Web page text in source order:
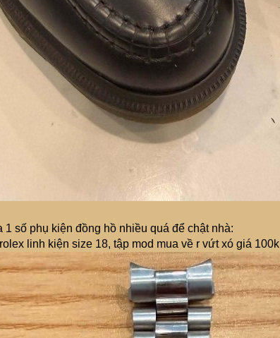
1 số phụ kiện đồng hồ nhiều quá để chật nhà:
linh kiện size 18, tập mod mua về r vứt xó giá 100k